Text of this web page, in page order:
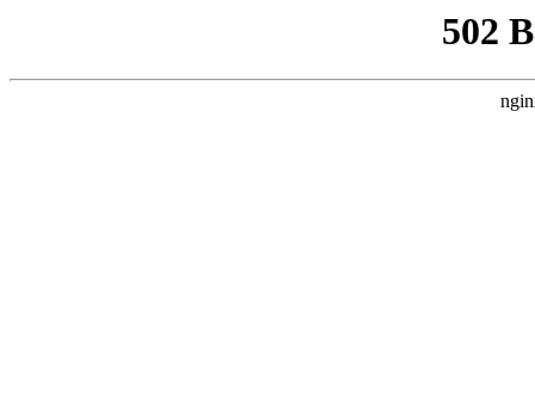
502